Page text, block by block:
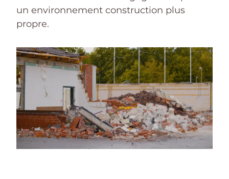
un environnement construction plus
propre.